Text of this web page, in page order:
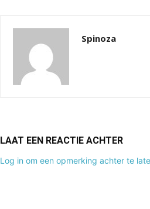
Spinoza
LAAT EEN REACTIE ACHTER
Log in om een opmerking achter te